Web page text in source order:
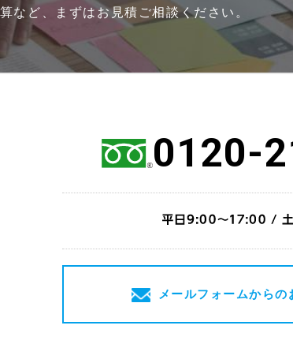
など、まずはお見積ご相談ください。
0120-
メールフォームからの